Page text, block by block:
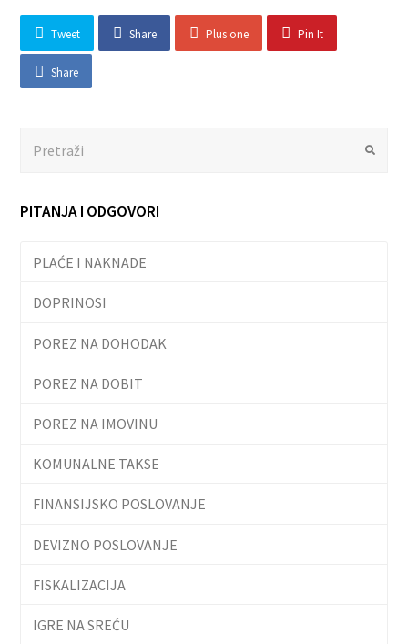
Tweet Share Plus one Pin It
Share
Submit
PITANJA I ODGOVORI
PLAĆE I NAKNADE
DOPRINOSI
POREZ NA DOHODAK
POREZ NA DOBIT
POREZ NA IMOVINU
KOMUNALNE TAKSE
FINANSIJSKO POSLOVANJE
DEVIZNO POSLOVANJE
FISKALIZACIJA
IGRE NA SREĆU